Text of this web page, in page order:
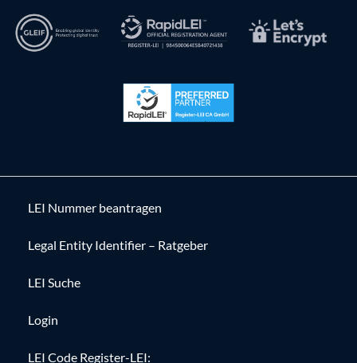
LEI Nummer beantragen
Legal Entity Identifier – Ratgeber
LEI Suche
Login
LEI Code Register-LEI: